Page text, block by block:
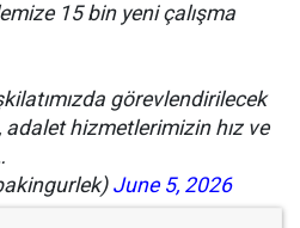
15 bin yeni çalışma
görevlendirilecek
adalet hizmetlerimizin hız ve
June 5, 2026